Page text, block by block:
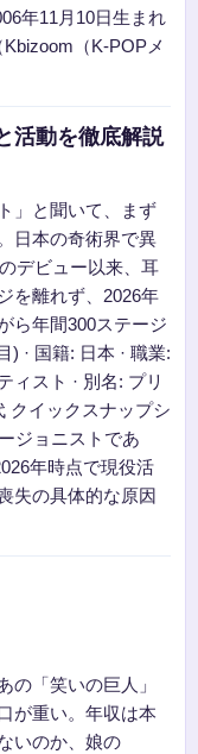
年11月10日生まれ
（K-POPメ
活動を徹底解説
」と聞いて、まず
日本の奇術界で異
デビュー以来、耳
を離れず、2026年
ら年間300ステージ
) · 国籍: 日本 · 職業:
ィスト · 別名: プリ
クイックスナップシ
ジョニストであ
年時点で現役活
失の具体的な原因
「笑いの巨人」
が重い。年収は本
いのか、娘の